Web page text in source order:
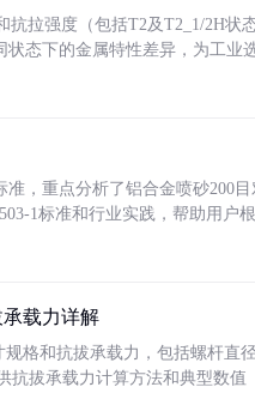
拉强度（包括T2及T2_1/2H状
态下的金属特性差异，为工业
，重点分析了铝合金喷砂200
1标准和行业实践，帮助用户
载力详解
格和抗拔承载力，包括螺杆直
抗拔承载力计算方法和典型数